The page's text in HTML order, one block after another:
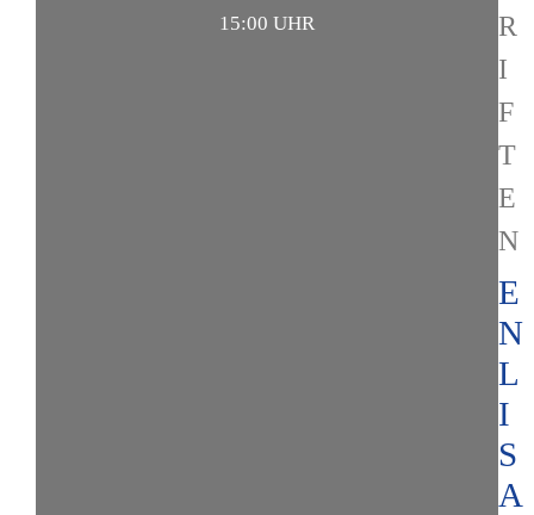
15:00 UHR
E
N
L
I
S
A
R
I
F
T
E
N